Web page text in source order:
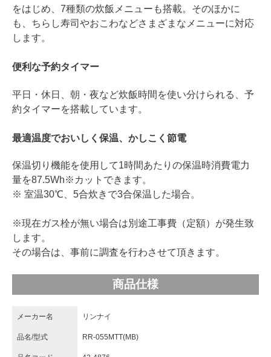
をはじめ、7種類の炊飯メニューも搭載。そのほかに
も、ちらし寿司やおこわなどさまざまなメニューに対応
します。
便利な予約タイマー
平日・休日、朝・夜など炊飯時間を使い分けられる、予
約タイマーを搭載しています。
最適温度でおいしく保温、かしこく節電
保温切り機能を使用して1時間あたりの保温時消費電力
量を87.5Wh※カットできます。
※ 室温30℃、5合炊きで3合保温した場合。
※現在ガス栓が無い場合は別途工事費（定額）が発生致
します。
その場合は、事前に調査を行わさせて頂きます。
商品仕様
メーカー名 リンナイ
品名/型式 RR-055MTT(MB)